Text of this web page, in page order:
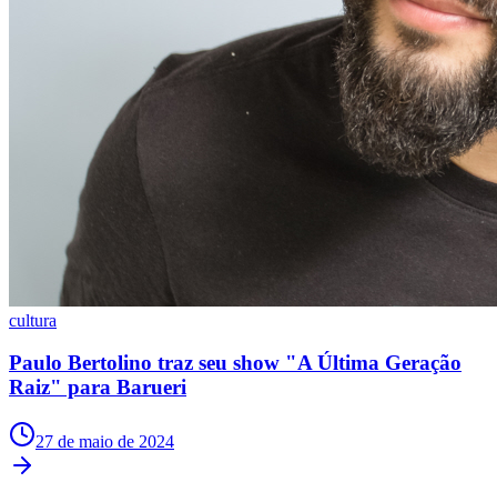
Santos
cultura
Paulo Bertolino traz seu show "A Última Geração
Raiz" para Barueri
27 de maio de 2024